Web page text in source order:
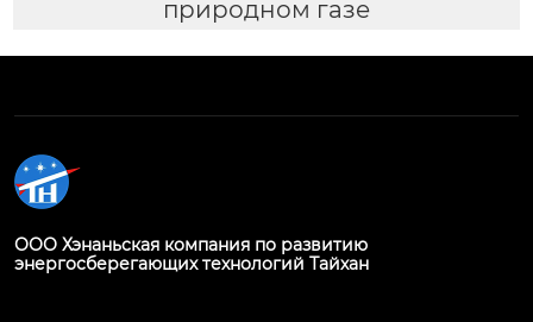
природном газе
ООО Хэнаньская компания по развитию
энергосберегающих технологий Тайхан